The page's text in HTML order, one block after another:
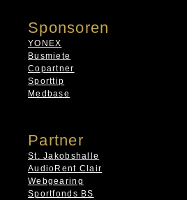
Sponsoren
YONEX
Busmiete
Copartner
Sporttip
Medbase
Partner
St. Jakobshalle
AudioRent Clair
Webgearing
Sportfonds BS